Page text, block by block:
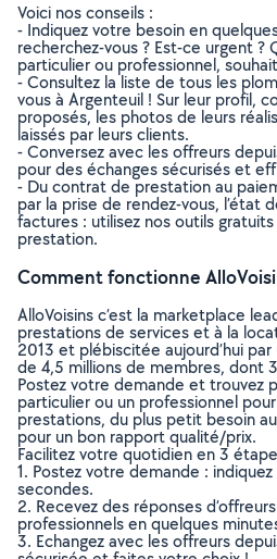
Voici nos conseils :
- Indiquez votre besoin en
recherchez-vous ? Est-ce urgent
particulier ou professionnel,
- Consultez la liste de tous les
vous à Argenteuil ! Sur leur profil,
proposés, les photos de leurs
laissés par leurs clients.
- Conversez avec les offreurs
pour des échanges sécurisés et
- Du contrat de prestation au
par la prise de rendez-vous, l’état
factures : utilisez nos outils
prestation.
Comment fonctionne
AlloVoisins c’est la marketplace
prestations de services et à la
2013 et plébiscitée aujourd’hui
de 4,5 millions de membres, dont
Postez votre demande et trouvez
particulier ou un professionnel
prestations, du plus petit besoin
pour un bon rapport qualité/prix.
Facilitez votre quotidien en 3
1. Postez votre demande :
secondes.
2. Recevez des réponses
professionnels en quelques
3. Echangez avec les offreurs